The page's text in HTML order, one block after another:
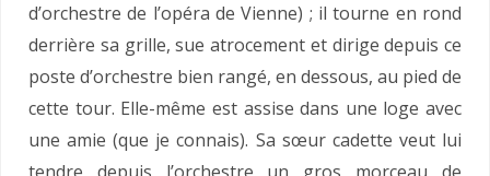
d’orchestre de l’opéra de Vienne) ; il tourne en rond
derrière sa grille, sue atrocement et dirige depuis ce
poste d’orchestre bien rangé, en dessous, au pied de
cette tour. Elle-même est assise dans une loge avec
une amie (que je connais). Sa sœur cadette veut lui